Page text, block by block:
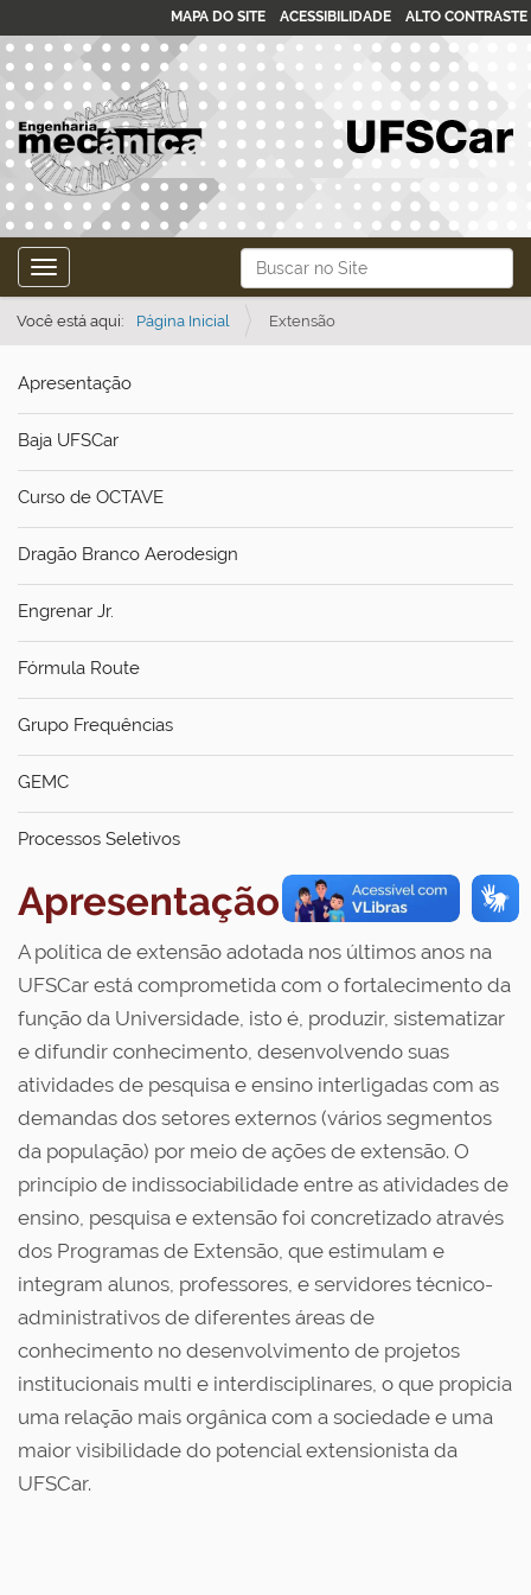
Busca
Busca Avançada…
MAPA DO SITE ACESSIBILIDADE ALTO CONTRASTE
Toggle navigation
Você está aqui: Página Inicial Extensão
Apresentação
Baja UFSCar
Curso de OCTAVE
Dragão Branco Aerodesign
Engrenar Jr.
Fórmula Route
Grupo Frequências
GEMC
Processos Seletivos
Apresentação
A política de extensão adotada nos últimos anos na
UFSCar está comprometida com o fortalecimento da
função da Universidade, isto é, produzir, sistematizar
e difundir conhecimento, desenvolvendo suas
atividades de pesquisa e ensino interligadas com as
demandas dos setores externos (vários segmentos
da população) por meio de ações de extensão. O
princípio de indissociabilidade entre as atividades de
ensino, pesquisa e extensão foi concretizado através
dos Programas de Extensão, que estimulam e
integram alunos, professores, e servidores técnico-
administrativos de diferentes áreas de
conhecimento no desenvolvimento de projetos
institucionais multi e interdisciplinares, o que propicia
uma relação mais orgânica com a sociedade e uma
maior visibilidade do potencial extensionista da
UFSCar.